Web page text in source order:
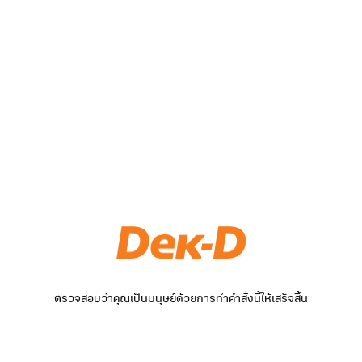
ตรวจสอบว่าคุณเป็นมนุษย์ด้วยการทำคำสั่งนี้ให้เสร็จสิ้น